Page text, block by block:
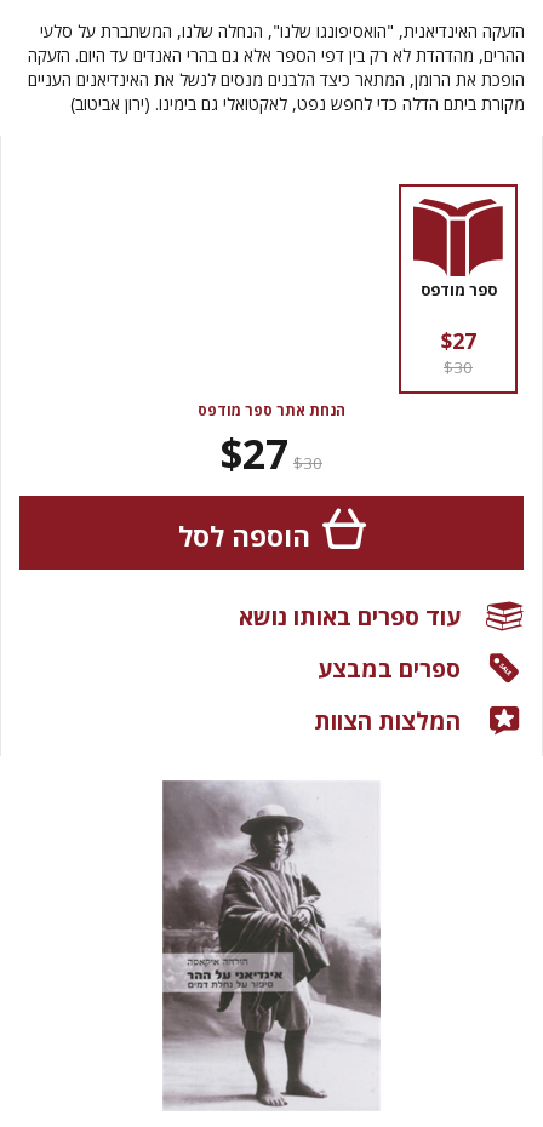
הזעקה האינדיאנית, "הואסיפונגו שלנו", הנחלה שלנו, המשתברת על סלעי
ההרים, מהדהדת לא רק בין דפי הספר אלא גם בהרי האנדים עד היום. הזעקה
הופכת את הרומן, המתאר כיצד הלבנים מנסים לנשל את האינדיאנים העניים
מקורת ביתם הדלה כדי לחפש נפט, לאקטואלי גם בימינו. (ירון אביטוב)
ספר מודפס
$27
$30
הנחת אתר ספר מודפס
$30
$27
הוספה לסל
עוד ספרים באותו נושא
ספרים במבצע
המלצות הצוות